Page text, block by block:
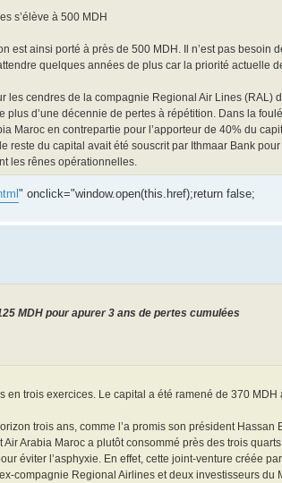
s’élève à 500 MDH
est ainsi porté à près de 500 MDH. Il n’est pas besoin
quelques années de plus car la priorité actuelle
les cendres de la compagnie Regional Air Lines
plus d’une décennie de pertes à répétition. Dans la
Maroc en contrepartie pour l’apporteur de 40% du
reste du capital avait été souscrit par Ithmaar Bank
les rênes opérationnelles.
" onclick="window.open(this.href);return false;
MDH pour apurer 3 ans de pertes cumulées
en trois exercices. Le capital a été ramené de 370
trois ans, comme l’a promis son président
Arabia Maroc a plutôt consommé près des trois
éviter l’asphyxie. En effet, cette joint-venture créée
compagnie Regional Airlines et deux investisseurs du